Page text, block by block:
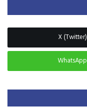
X (Twitter)
WhatsApp